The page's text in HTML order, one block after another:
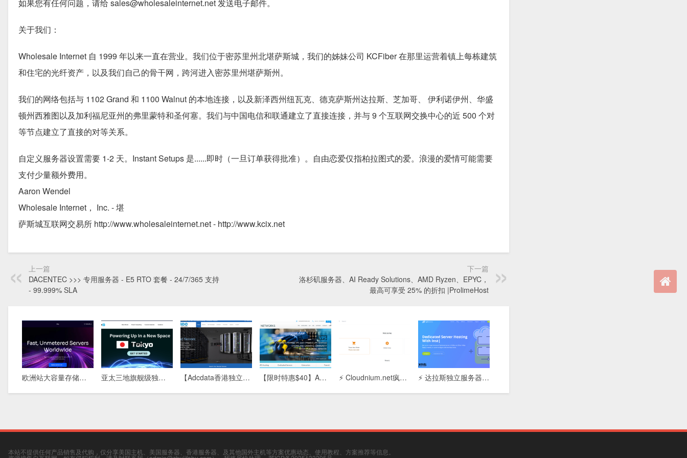
如果您有任何问题，请给 sales@wholesaleinternet.net 发送电子邮件。
关于我们：
Wholesale Internet 自 1999 年以来一直在营业。我们位于密苏里州北堪萨斯城，我们的姊妹公司 KCFiber 在那里运营着镇上每栋建筑
和住宅的光纤资产，以及我们自己的骨干网，跨河进入密苏里州堪萨斯州。
我们的网络包括与 1102 Grand 和 1100 Walnut 的本地连接，以及新泽西州纽瓦克、德克萨斯州达拉斯、芝加哥、 伊利诺伊州、华盛
顿州西雅图以及加利福尼亚州的弗里蒙特和圣何塞。我们与中国电信和联通建立了直接连接，并与 9 个互联网交换中心的近 500 个对
等节点建立了直接的对等关系。
自定义服务器设置需要 1-2 天。Instant Setups 是......即时（一旦订单获得批准）。自由恋爱仅指柏拉图式的爱。浪漫的爱情可能需要
支付少量额外费用。
Aaron Wendel
Wholesale Internet， Inc. - 堪
萨斯城互联网交易所 http://www.wholesaleinternet.net - http://www.kcix.net
上一篇
DACENTEC >>> 专用服务器 - E5 RTO 套餐 - 24/7/365 支持
- 99.999% SLA
下一篇
洛杉矶服务器、AI Ready Solutions、AMD Ryzen、EPYC，
最高可享受 25% 的折扣 |ProlimeHost
欧洲站大容量存储方案：576TB DAS物理机，5盘柜满配，稀缺库存清盘中 亚太三地旗舰级独立服务器：新加坡 · 香港 · 东京，全球极速互联，为您的业务保驾护航 【Adcdata香港独立服务器】高性能主机租用：免备案/低延迟/CN2优化线路，企业建站首选 【限时特惠$40】ARP Thunder™独立服务器：4G内存/80G SSD+200G SATA/5T流量，高性价比稳定之选 ⚡ Cloudnium.net疯狂特惠：双路E5-2620 + 128GB内存独立服务器，月付$59起，性能怪兽！ ⚡ 达拉斯独立服务器 | 10Gbps超高带宽 | 快速交付 | 月付$74起
本站不提供任何产品销售及代购，仅分享美国主机、美国服务器、香港服务器、及其他国外主机等方案优惠动态、使用教程、方案推荐等信息。